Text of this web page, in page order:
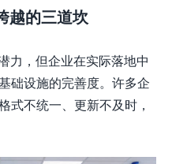
越的三道坎
力，但企业在实际落地中
础设施的完善度。许多企
式不统一、更新不及时，